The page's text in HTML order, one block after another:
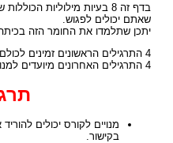
בדף זה 8 בעיות מילוליות
שאתם יכולים לפגוש.
יתכן שתלמדו את החומר הזה בכיתה
4 התרגילים הראשונים זמינים לכולם.
4 התרגילים האחרונים מיועדים למנויים לאתר.
מנויים לקורס יכולים
בקישור.